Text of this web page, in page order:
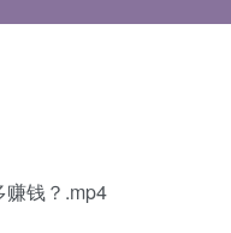
钱？.mp4